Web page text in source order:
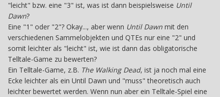
"leicht" bzw. eine "3" ist, was ist dann beispielsweise Until
Dawn?
Eine "1" oder "2"? Okay..., aber wenn Until Dawn mit den
verschiedenen Sammelobjekten und QTEs nur eine "2" und
somit leichter als "leicht" ist, wie ist dann das obligatorische
Telltale-Game zu bewerten?
Ein Telltale-Game, z.B. The Walking Dead, ist ja noch mal eine
Ecke leichter als ein Until Dawn und "muss" theoretisch auch
leichter bewertet werden. Wenn nun aber ein Telltale-Spiel eine